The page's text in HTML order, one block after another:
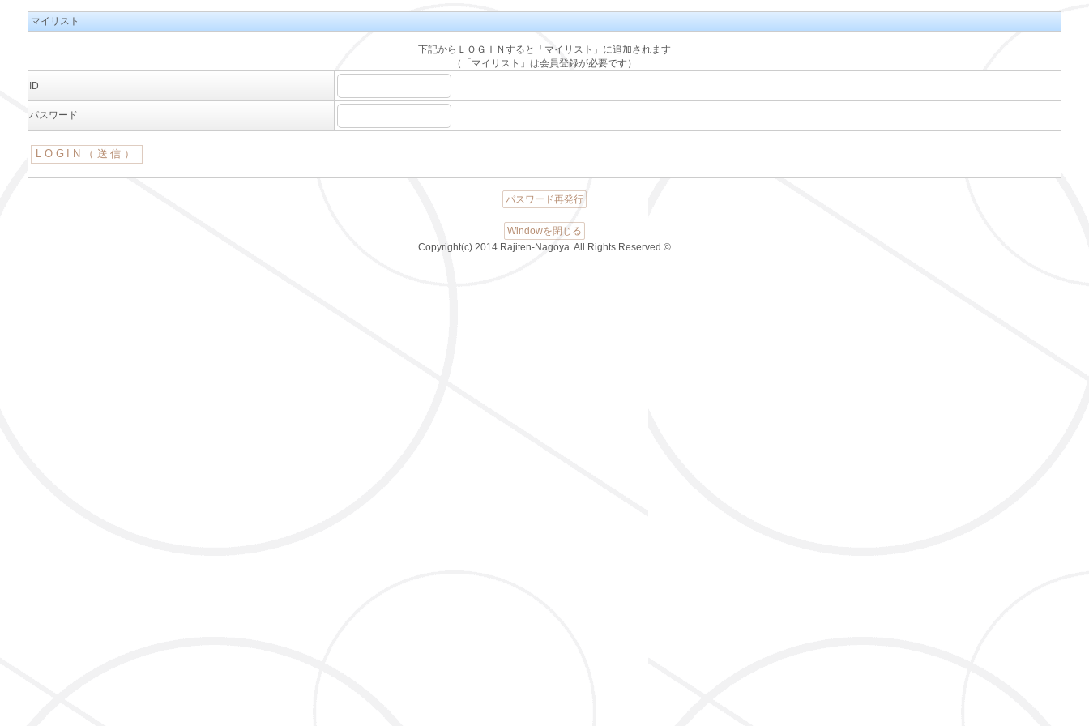
マイリスト
下記からＬＯＧＩＮすると「マイリスト」に追加されます
（「マイリスト」は会員登録が必要です）
ID
パスワード
パスワード再発行
Windowを閉じる
Copyright(c) 2014 Rajiten-Nagoya. All Rights Reserved.©